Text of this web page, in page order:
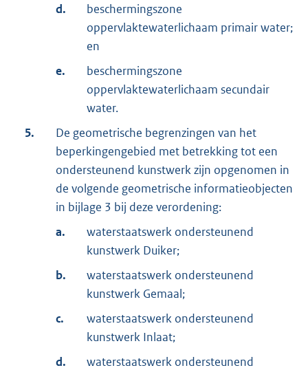
d.
beschermingszone
oppervlaktewaterlichaam primair water;
en
e.
beschermingszone
oppervlaktewaterlichaam secundair
water.
5.
De geometrische begrenzingen van het
beperkingengebied met betrekking tot een
ondersteunend kunstwerk zijn opgenomen in
de volgende geometrische informatieobjecten
in bijlage 3 bij deze verordening:
a.
waterstaatswerk ondersteunend
kunstwerk Duiker;
b.
waterstaatswerk ondersteunend
kunstwerk Gemaal;
c.
waterstaatswerk ondersteunend
kunstwerk Inlaat;
d.
waterstaatswerk ondersteunend